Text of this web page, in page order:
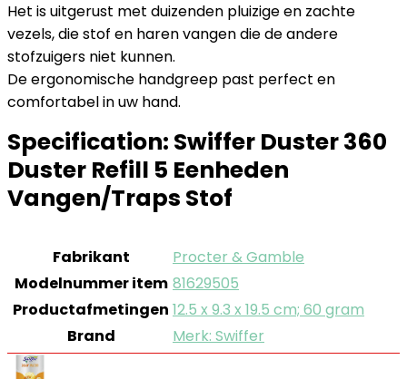
Het is uitgerust met duizenden pluizige en zachte
vezels, die stof en haren vangen die de andere
stofzuigers niet kunnen.
De ergonomische handgreep past perfect en
comfortabel in uw hand.
Specification: Swiffer Duster 360
Duster Refill 5 Eenheden
Vangen/Traps Stof
Fabrikant
‎Procter & Gamble
Modelnummer item ‎81629505
Productafmetingen ‎12.5 x 9.3 x 19.5 cm; 60 gram
Brand
Merk: Swiffer